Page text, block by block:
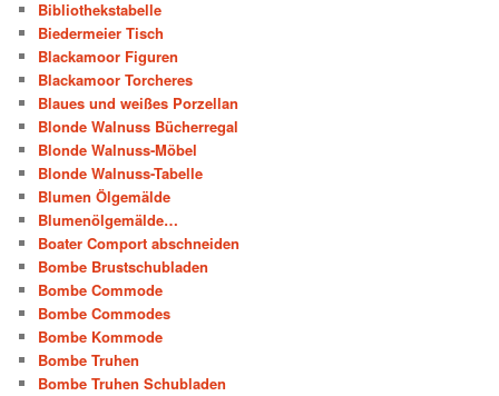
Bibliothekstabelle
Biedermeier Tisch
Blackamoor Figuren
Blackamoor Torcheres
Blaues und weißes Porzellan
Blonde Walnuss Bücherregal
Blonde Walnuss-Möbel
Blonde Walnuss-Tabelle
Blumen Ölgemälde
Blumenölgemälde…
Boater Comport abschneiden
Bombe Brustschubladen
Bombe Commode
Bombe Commodes
Bombe Kommode
Bombe Truhen
Bombe Truhen Schubladen